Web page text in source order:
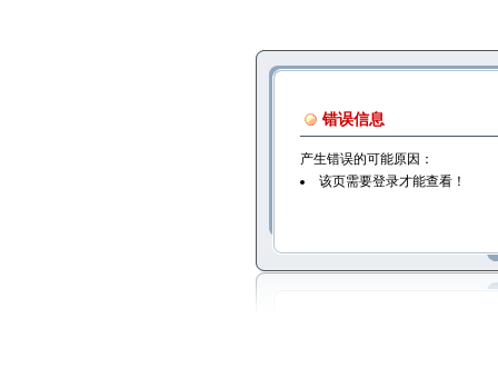
错误信息
产生错误的可能原因：
该页需要登录才能查看！